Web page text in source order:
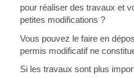
pour réaliser des travaux et
petites modifications ?
Vous pouvez le faire en
permis modificatif ne
Si les travaux sont plus